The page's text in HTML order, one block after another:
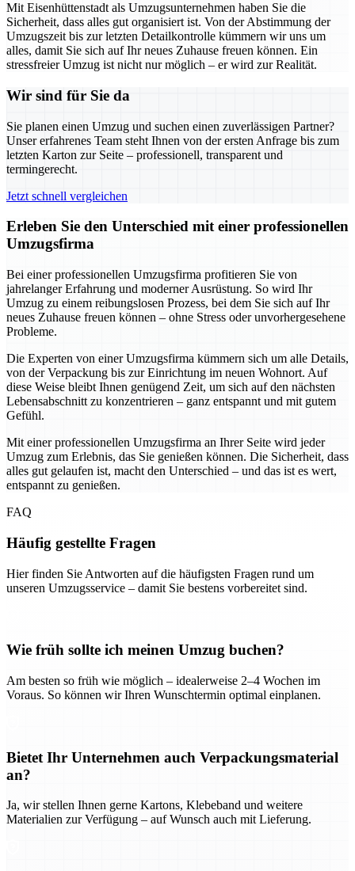
Mit Eisenhüttenstadt als Umzugsunternehmen haben Sie die
Sicherheit, dass alles gut organisiert ist. Von der Abstimmung der
Umzugszeit bis zur letzten Detailkontrolle kümmern wir uns um
alles, damit Sie sich auf Ihr neues Zuhause freuen können. Ein
stressfreier Umzug ist nicht nur möglich – er wird zur Realität.
Wir sind für Sie da
Sie planen einen Umzug und suchen einen zuverlässigen Partner?
Unser erfahrenes Team steht Ihnen von der ersten Anfrage bis zum
letzten Karton zur Seite – professionell, transparent und
termingerecht.
Jetzt schnell vergleichen
Erleben Sie den Unterschied mit einer professionellen
Umzugsfirma
Bei einer professionellen Umzugsfirma profitieren Sie von
jahrelanger Erfahrung und moderner Ausrüstung. So wird Ihr
Umzug zu einem reibungslosen Prozess, bei dem Sie sich auf Ihr
neues Zuhause freuen können – ohne Stress oder unvorhergesehene
Probleme.
Die Experten von einer Umzugsfirma kümmern sich um alle Details,
von der Verpackung bis zur Einrichtung im neuen Wohnort. Auf
diese Weise bleibt Ihnen genügend Zeit, um sich auf den nächsten
Lebensabschnitt zu konzentrieren – ganz entspannt und mit gutem
Gefühl.
Mit einer professionellen Umzugsfirma an Ihrer Seite wird jeder
Umzug zum Erlebnis, das Sie genießen können. Die Sicherheit, dass
alles gut gelaufen ist, macht den Unterschied – und das ist es wert,
entspannt zu genießen.
FAQ
Häufig gestellte Fragen
Hier finden Sie Antworten auf die häufigsten Fragen rund um
unseren Umzugsservice – damit Sie bestens vorbereitet sind.
Wie früh sollte ich meinen Umzug buchen?
Am besten so früh wie möglich – idealerweise 2–4 Wochen im
Voraus. So können wir Ihren Wunschtermin optimal einplanen.
Bietet Ihr Unternehmen auch Verpackungsmaterial
an?
Ja, wir stellen Ihnen gerne Kartons, Klebeband und weitere
Materialien zur Verfügung – auf Wunsch auch mit Lieferung.